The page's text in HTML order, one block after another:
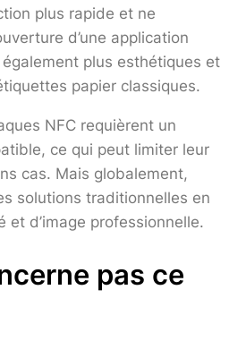
plus rapide et ne
d’une application
plus esthétiques et
papier classiques.
NFC requièrent un
ce qui peut limiter leur
cas. Mais globalement,
solutions traditionnelles en
et d’image professionnelle.
pas ce